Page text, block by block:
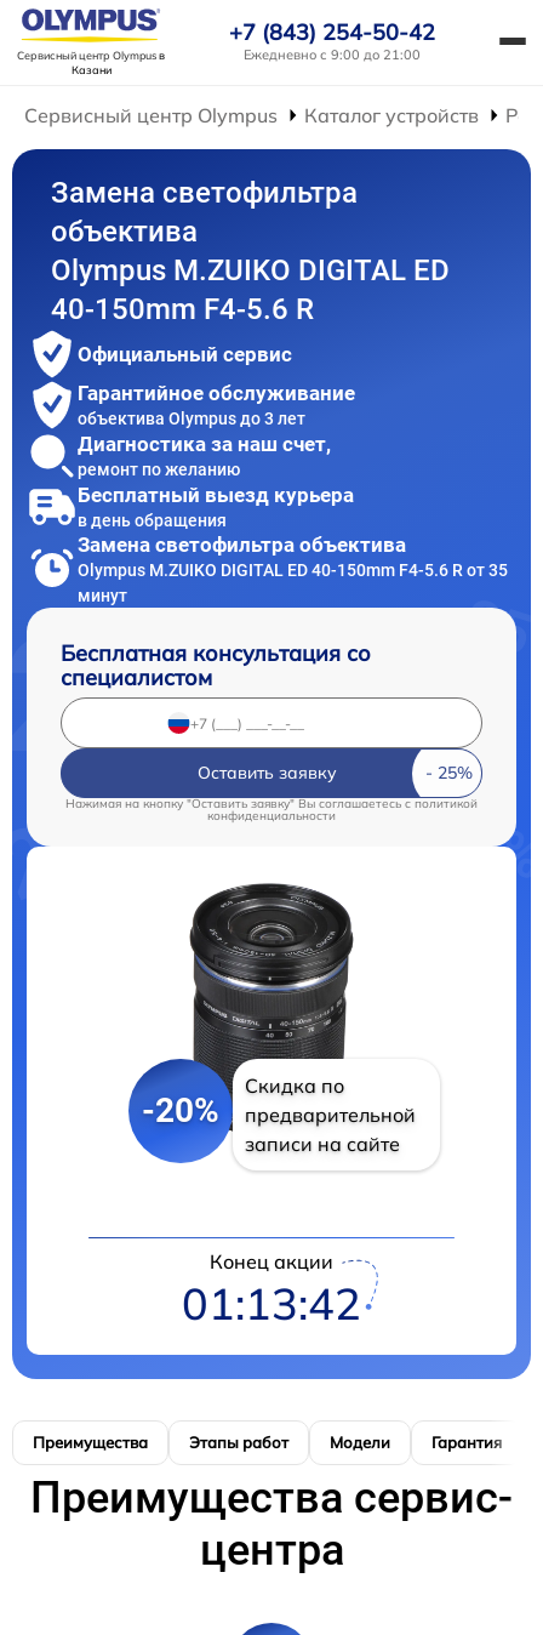
Сервисный центр Olympusв
Казани
+7 (843) 254-50-42
Ежедневно с 9:00 до 21:00
Сервисный центр Olympus Каталог устройств
Замена светофильтра
объектива
Olympus M.ZUIKO DIGITAL ED
40-150mm F4-5.6 R
Официальный сервис
Гарантийное обслуживание
объектива Olympus до 3 лет
Диагностика за наш счет,
ремонт по желанию
Бесплатный выезд курьера
в день обращения
Замена светофильтра объектива
Olympus M.ZUIKO DIGITAL ED 40-150mm F4-5.6 R от 35
минут
Бесплатная консультация со
специалистом
Оставить заявку
Нажимая на кнопку "Оставить заявку" Вы соглашаетесь c политикой
конфиденциальности
-20%
Скидка по
предварительной
записи на сайте
Конец акции
01:13:41
Преимущества Этапы работ Модели Гарантия
Преимущества сервис-
центра